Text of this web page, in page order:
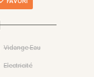
Vidange Eau
Electricité